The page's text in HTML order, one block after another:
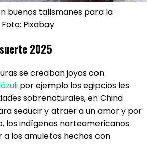
buenos talismanes para la
Pixabay
2025
se creaban joyas con
por ejemplo los egipcios les
sobrenaturales, en China
seducir y atraer a un amor y por
los indígenas norteamericanos
los amuletos hechos con